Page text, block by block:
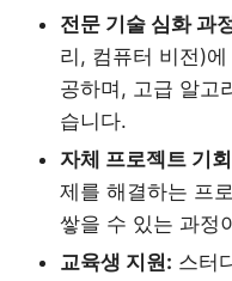
전문 기술 심화 과
리, 컴퓨터 비전)
공하며, 고급 알고
습니다.
자체 프로젝트 기
제를 해결하는 프
쌓을 수 있는 과정
교육생 지원: 스터